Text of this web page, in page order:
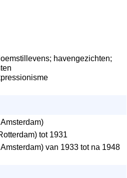
havengezichten;
tot 1931
van 1933 tot na 1948